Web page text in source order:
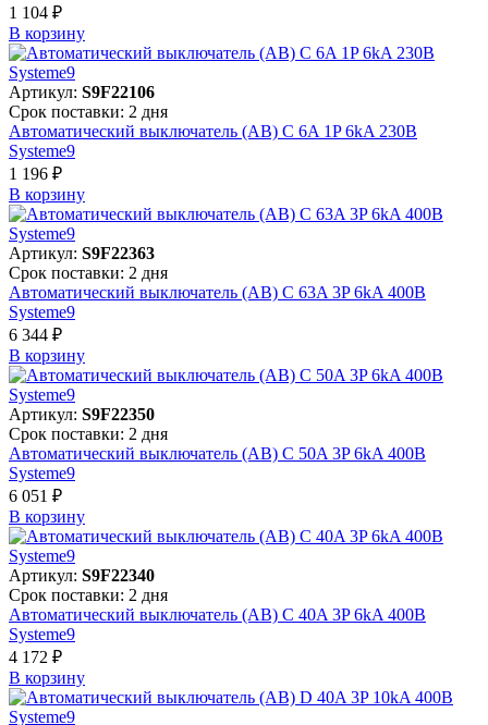
1 104 ₽
В корзинy
Артикул: S9F22106
Срок поставки: 2 дня
Автоматический выключатель (АВ) C 6A 1P 6kA 230В
Systeme9
1 196 ₽
В корзинy
Артикул: S9F22363
Срок поставки: 2 дня
Автоматический выключатель (АВ) C 63A 3P 6kA 400В
Systeme9
6 344 ₽
В корзинy
Артикул: S9F22350
Срок поставки: 2 дня
Автоматический выключатель (АВ) C 50A 3P 6kA 400В
Systeme9
6 051 ₽
В корзинy
Артикул: S9F22340
Срок поставки: 2 дня
Автоматический выключатель (АВ) C 40A 3P 6kA 400В
Systeme9
4 172 ₽
В корзинy